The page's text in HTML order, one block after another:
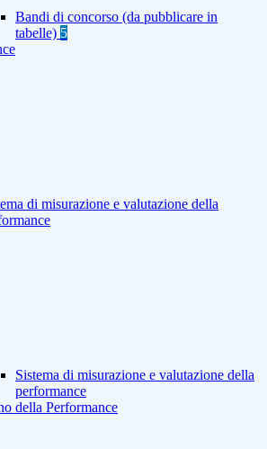
Bandi di concorso (da pubblicare in
tabelle) 5
di misurazione e valutazione della
Sistema di misurazione e valutazione della
performance
della Performance